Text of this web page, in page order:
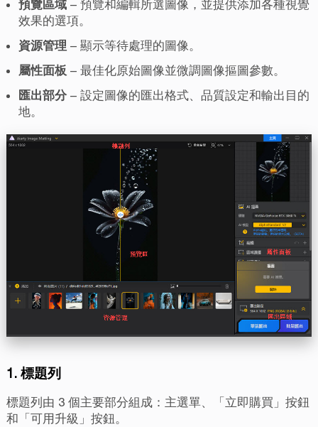
預覽區域– 預覽和編輯所選圖像，並提供添加各種視覺
效果的選項。
資源管理 – 顯示等待處理的圖像。
屬性面板 – 最佳化原始圖像並微調圖像摳圖參數。
匯出部分– 設定圖像的匯出格式、品質設定和輸出目的
地。
1. 標題列
標題列由 3 個主要部分組成：主選單、「立即購買」按鈕
和「可用升級」按鈕。